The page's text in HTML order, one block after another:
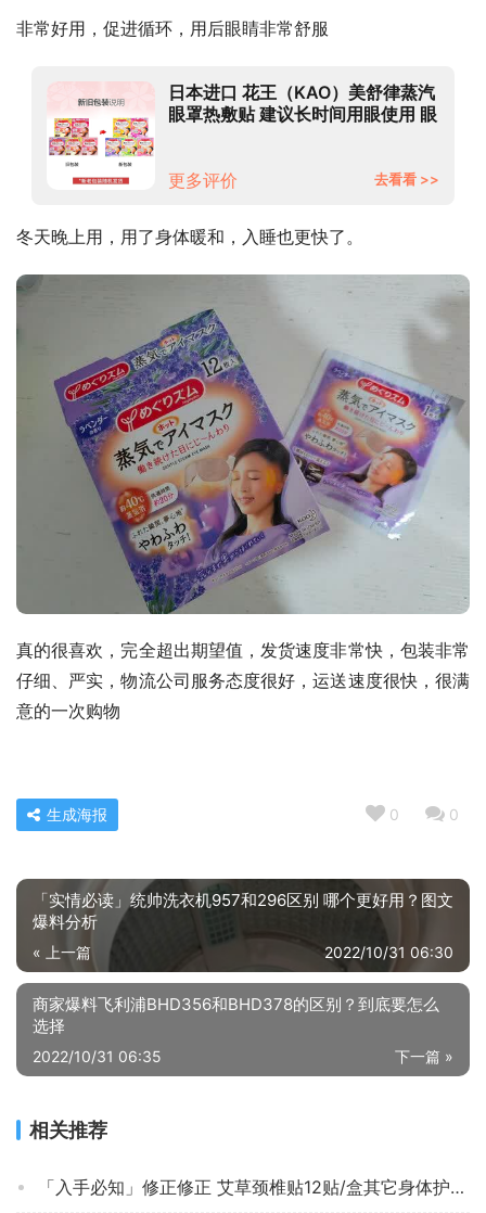
非常好用，促进循环，用后眼睛非常舒服
日本进口 花王（KAO）美舒律蒸汽
眼罩热敷贴 建议长时间用眼使用 眼
更多评价 去看看 >>
冬天晚上用，用了身体暖和，入睡也更快了。
真的很喜欢，完全超出期望值，发货速度非常快，包装非常
仔细、严实，物流公司服务态度很好，运送速度很快，很满
意的一次购物
0 0
生成海报
「实情必读」统帅洗衣机957和296区别 哪个更好用？图文
爆料分析
« 上一篇 2022/10/31 06:30
商家爆料飞利浦BHD356和BHD378的区别？到底要怎么
选择
下一篇 »
2022/10/31 06:35
相关推荐
「入手必知」修正修正 艾草颈椎贴12贴/盒其它身体护理评测结果怎么样？不值得买吗？